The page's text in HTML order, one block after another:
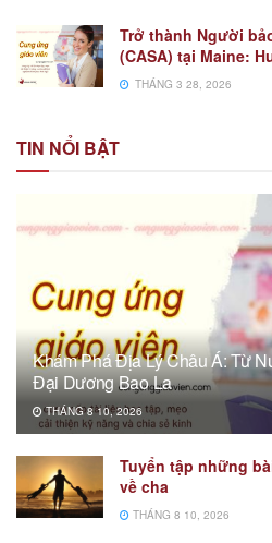
Trở thành Người
(CASA) tại Maine:
THÁNG 3 28, 2026
TIN NỔI BẬT
Khám Phá Địa Lý Châu Á: Từ
Đại Dương Bao La
THÁNG 8 10, 2026
Tuyển tập những
về cha
THÁNG 8 10, 2026